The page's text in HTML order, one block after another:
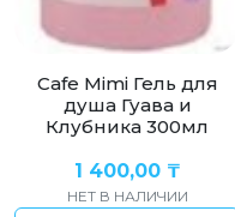
Cafe Mimi Гель для
душа Гуава и
Клубника 300мл
1 400,00 ₸
НЕТ В НАЛИЧИИ